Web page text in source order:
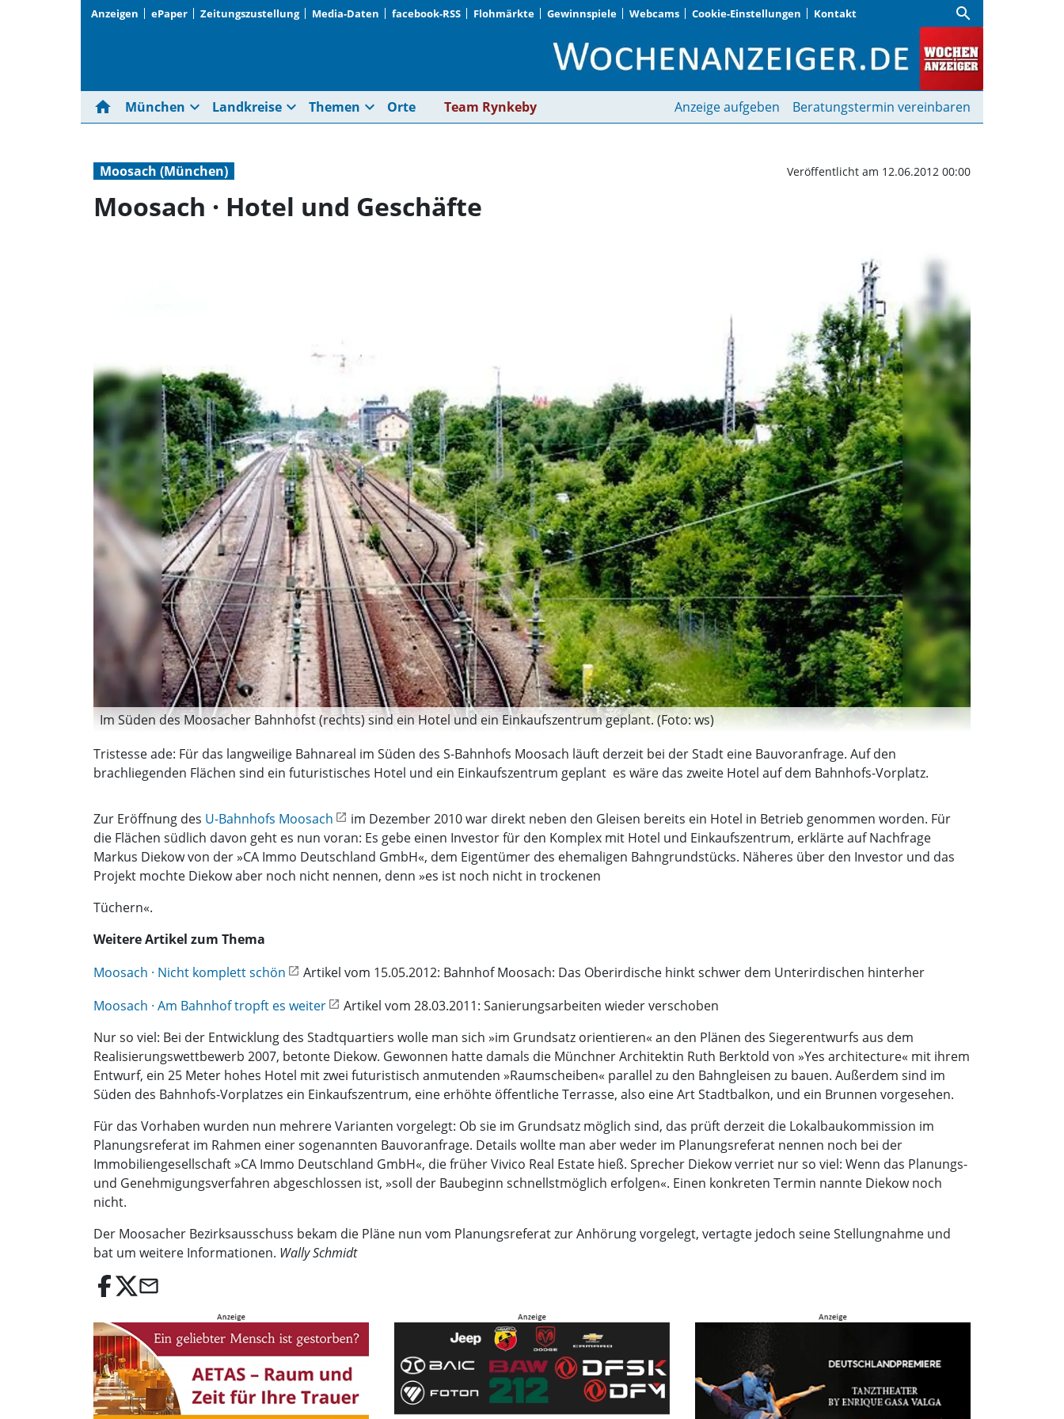
Anzeigen ePaper Zeitungszustellung Media-Daten facebook-RSS Flohmärkte Gewinnspiele Webcams Cookie-Einstellungen Kontakt search
Moosach · Hotel und Geschäfte |
home München expand_more Landkreise expand_more Themen expand_more Orte Team Rynkeby Anzeige aufgeben Beratungstermin vereinbaren
Moosach (München) Veröffentlicht am 12.06.2012 00:00
Moosach · Hotel und Geschäfte
Im Süden des Moosacher Bahnhofst (rechts) sind ein Hotel und ein Einkaufszentrum geplant. (Foto: ws)
Tristesse ade: Für das langweilige Bahnareal im Süden des S-Bahnhofs Moosach läuft derzeit bei der Stadt eine Bauvoranfrage. Auf den
brachliegenden Flächen sind ein futuristisches Hotel und ein Einkaufszentrum geplant  es wäre das zweite Hotel auf dem Bahnhofs-Vorplatz.
Zur Eröffnung des U-Bahnhofs Moosach
im Dezember 2010 war direkt neben den Gleisen bereits ein Hotel in Betrieb genommen worden. Für
die Flächen südlich davon geht es nun voran: Es gebe einen Investor für den Komplex mit Hotel und Einkaufszentrum, erklärte auf Nachfrage
Markus Diekow von der »CA Immo Deutschland GmbH«, dem Eigentümer des ehemaligen Bahngrundstücks. Näheres über den Investor und das
Projekt mochte Diekow aber noch nicht nennen, denn »es ist noch nicht in trockenen
Tüchern«.
Weitere Artikel zum Thema
Moosach · Nicht komplett schön
Artikel vom 15.05.2012: Bahnhof Moosach: Das Oberirdische hinkt schwer dem Unterirdischen hinterher
Moosach · Am Bahnhof tropft es weiter
Artikel vom 28.03.2011: Sanierungsarbeiten wieder verschoben
Nur so viel: Bei der Entwicklung des Stadtquartiers wolle man sich »im Grundsatz orientieren« an den Plänen des Siegerentwurfs aus dem
Realisierungswettbewerb 2007, betonte Diekow. Gewonnen hatte damals die Münchner Architektin Ruth Berktold von »Yes architecture« mit ihrem
Entwurf, ein 25 Meter hohes Hotel mit zwei futuristisch anmutenden »Raumscheiben« parallel zu den Bahngleisen zu bauen. Außerdem sind im
Süden des Bahnhofs-Vorplatzes ein Einkaufszentrum, eine erhöhte öffentliche Terrasse, also eine Art Stadtbalkon, und ein Brunnen vorgesehen.
Für das Vorhaben wurden nun mehrere Varianten vorgelegt: Ob sie im Grundsatz möglich sind, das prüft derzeit die Lokalbaukommission im
Planungsreferat im Rahmen einer sogenannten Bauvoranfrage. Details wollte man aber weder im Planungsreferat nennen noch bei der
Immobiliengesellschaft »CA Immo Deutschland GmbH«, die früher Vivico Real Estate hieß. Sprecher Diekow verriet nur so viel: Wenn das Planungs-
und Genehmigungsverfahren abgeschlossen ist, »soll der Baubeginn schnellstmöglich erfolgen«. Einen konkreten Termin nannte Diekow noch
nicht.
Der Moosacher Bezirksausschuss bekam die Pläne nun vom Planungsreferat zur Anhörung vorgelegt, vertagte jedoch seine Stellungnahme und
bat um weitere Informationen. Wally Schmidt
email